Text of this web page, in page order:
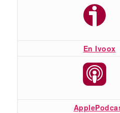
En Ivoox